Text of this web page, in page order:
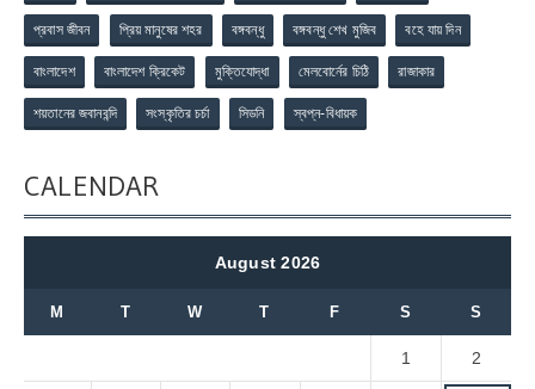
প্রবাস জীবন প্রিয় মানুষের শহর বঙ্গবন্ধু বঙ্গবন্ধু শেখ মুজিব বহে যায় দিন
বাংলাদেশ বাংলাদেশ ক্রিকেট মুক্তিযোদ্ধা মেলবোর্নের চিঠি রাজাকার
শয়তানের জবানবন্দি সংস্কৃতির চর্চা সিডনি স্বপ্ন-বিধায়ক
CALENDAR
August 2026
M T W T F S S
1 2